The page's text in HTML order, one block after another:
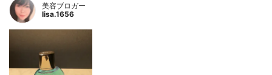
美容ブロガー
lisa.1656